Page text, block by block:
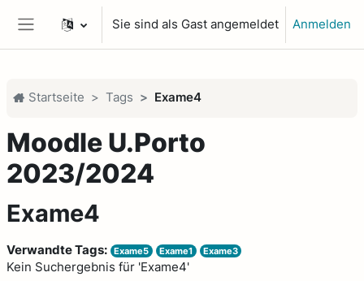
Website-Übersicht
Sie sind als Gast angemeldet Anmelden
Startseite Tags Exame4
Moodle U.Porto
2023/2024
Exame4
Verwandte Tags: Exame5 Exame1 Exame3
Kein Suchergebnis für 'Exame4'